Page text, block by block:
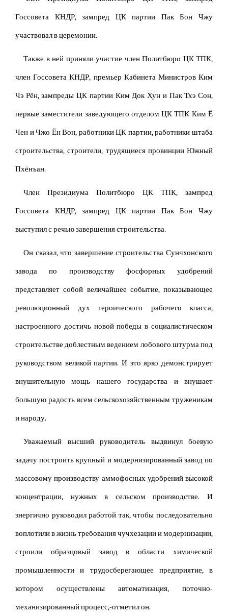
Госсовета КНДР, зампред ЦК партии Пак Бон Чжу
участвовал в церемонии.
Также в ней приняли участие член Политбюро ЦК ТПК,
член Госсовета КНДР, премьер Кабинета Министров Ким
Чэ Рён, зампреды ЦК партии Ким Док Хун и Пак Тхэ Сон,
первые заместители заведующего отделом ЦК ТПК Ким Ё
Чен и Чжо Ён Вон, работники ЦК партии, работники штаба
строительства, строители, трудящиеся провинции Южный
Пхёнъан.
Член Президиума Политбюро ЦК ТПК, зампред
Госсовета КНДР, зампред ЦК партии Пак Бон Чжу
выступил с речью завершения строительства.
Он сказал, что завершение строительства Сунчхонского
завода по производству фосфорных удобрений
представляет собой величайшее событие, показывающее
революционный дух героического рабочего класса,
настроенного достичь новой победы в социалистическом
строительстве доблестным ведением лобового штурма под
руководством великой партии. И это ярко демонстрирует
внушительную мощь нашего государства и внушает
большую радость всем сельскохозяйственным труженикам
и народу.
Уважаемый высший руководитель выдвинул боевую
задачу построить крупный и модернизированный завод по
массовому производству аммофосных удобрений высокой
концентрации, нужных в сельском производстве. И
энергично руководил работой так, чтобы последовательно
воплотили в жизнь требования чучхезации и модернизации,
строили образцовый завод в области химической
промышленности и трудосберегающее предприятие, в
котором осуществлены автоматизация, поточно-
механизированный процесс,-отметил он.